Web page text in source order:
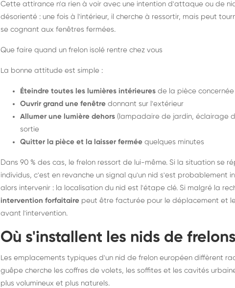
Cette attirance n'a rien à voir avec une intention d'attaque ou de
désorienté : une fois à l'intérieur, il cherche à ressortir, mais peut
se cognant aux fenêtres fermées.
Que faire quand un frelon isolé rentre chez vous
La bonne attitude est simple :
Éteindre toutes les lumières intérieures de la pièce concernée
Ouvrir grand une fenêtre donnant sur l'extérieur
Allumer une lumière dehors (lampadaire de jardin, éclairage
sortie
Quitter la pièce et la laisser fermée quelques minutes
Dans 90 % des cas, le frelon ressort de lui-même. Si la situation se
individus, c'est en revanche un signal qu'un nid s'est probablement
alors intervenir : la localisation du nid est l'étape clé. Si malgré la
intervention forfaitaire peut être facturée pour le déplacement et
avant l'intervention.
Où s'installent les nids de
Les emplacements typiques d'un nid de frelon européen diffèrent
guêpe cherche les coffres de volets, les soffites et les cavités
plus volumineux et plus naturels.